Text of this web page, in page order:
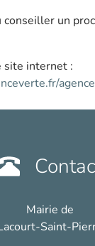
un
site internet :
Mairie de
Saint-